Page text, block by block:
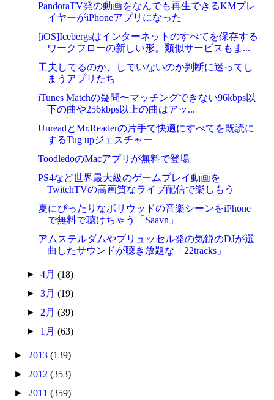
PandoraTV発の動画をなんでも再生できるKMプレ
イヤーがiPhoneアプリになった
[iOS]Icebergsはインターネットのすべてを保存する
ワークフローの新しい形。類似サービスもま...
工夫してるのか、していないのか判断に迷ってし
まうアプリたち
iTunes Matchの疑問〜マッチングできない96kbps以
下の曲や256kbps以上の曲はアッ...
UnreadとMr.Readerの片手で快適にすべてを既読に
するTug upジェスチャー
ToodledoのMacアプリが無料で登場
PS4など世界最大級のゲームプレイ動画を
TwitchTVの高画質なライブ配信で楽しもう
夏にぴったりなボリウッドの音楽シーンをiPhone
で無料で聴けちゃう「Saavn」
アムステルダムやブリュッセル発の気鋭のDJが選
曲したサウンドが聴き放題な「22tracks」
► 4月 (18)
► 3月 (19)
► 2月 (39)
► 1月 (63)
► 2013(139)
► 2012(353)
► 2011(359)